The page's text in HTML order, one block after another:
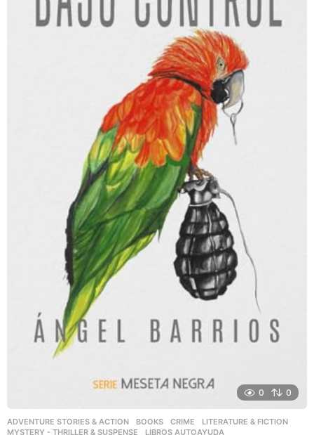
0 0
ADVENTURE STORIES & ACTION ,BOOKS ,CRIME ,LITERATURE & FICTION
MYSTERY - THRILLER & SUSPENSE
LIBROS AUTOAYUDA